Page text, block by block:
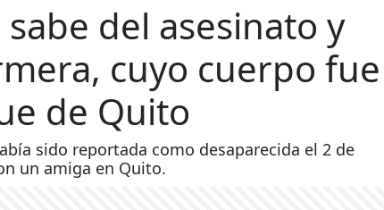
del asesinato y
cuyo cuerpo fue
de Quito
sido reportada como desaparecida el 2 de
un amiga en Quito.